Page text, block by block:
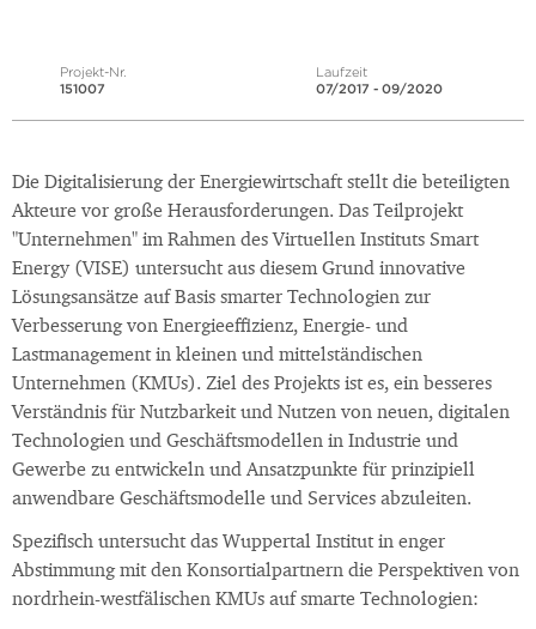
Projekt-Nr.
151007
Laufzeit
07/2017 - 09/2020
Die Digitalisierung der Energiewirtschaft stellt die beteiligten
Akteure vor große Herausforderungen. Das Teilprojekt
"Unternehmen" im Rahmen des Virtuellen Instituts Smart
Energy (VISE) untersucht aus diesem Grund innovative
Lösungsansätze auf Basis smarter Technologien zur
Verbesserung von Energieeffizienz, Energie- und
Lastmanagement in kleinen und mittelständischen
Unternehmen (KMUs). Ziel des Projekts ist es, ein besseres
Verständnis für Nutzbarkeit und Nutzen von neuen, digitalen
Technologien und Geschäftsmodellen in Industrie und
Gewerbe zu entwickeln und Ansatzpunkte für prinzipiell
anwendbare Geschäftsmodelle und Services abzuleiten.
Spezifisch untersucht das Wuppertal Institut in enger
Abstimmung mit den Konsortialpartnern die Perspektiven von
nordrhein-westfälischen KMUs auf smarte Technologien: